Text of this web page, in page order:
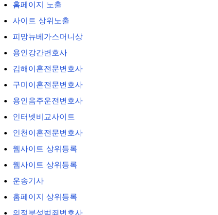
홈페이지 노출
사이트 상위노출
피망뉴베가스머니상
용인강간변호사
김해이혼전문변호사
구미이혼전문변호사
용인음주운전변호사
인터넷비교사이트
인천이혼전문변호사
웹사이트 상위등록
웹사이트 상위등록
운송기사
홈페이지 상위등록
의정부성범죄변호사